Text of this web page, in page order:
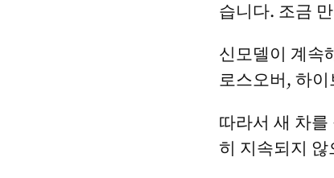
습니다. 조금
신모델이 계속
로스오버, 하
따라서 새 차
히 지속되지